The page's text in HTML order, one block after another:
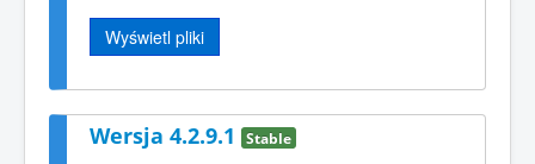
Wyświetl pliki
Wersja 4.2.9.1 Stable